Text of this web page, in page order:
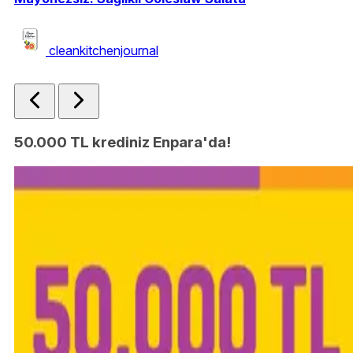
cleankitchenjournal
50.000 TL krediniz Enpara'da!